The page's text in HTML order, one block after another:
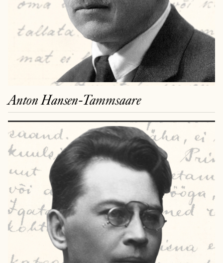
Anton Hansen-Tammsaare